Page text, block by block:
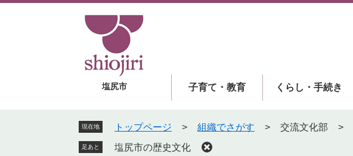
塩尻市 子育て・教育 くらし・手続き
現在地 トップページ > 組織でさがす > 交流文化部 >
足あと 塩尻市の歴史文化